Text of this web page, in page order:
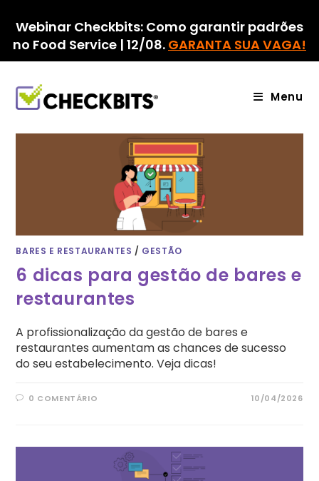
para
conteúdo
Webinar Checkbits: Como garantir padrões
no Food Service | 12/08. GARANTA SUA VAGA!
Menu
BARES E RESTAURANTES / GESTÃO
6 dicas para gestão de bares e
restaurantes
A profissionalização da gestão de bares e
restaurantes aumentam as chances de sucesso
do seu estabelecimento. Veja dicas!
0 COMENTÁRIO 10/04/2026